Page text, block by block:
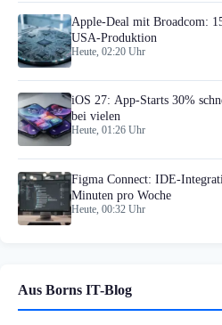
Apple-Deal mit Broadcom:
USA-Produktion
Heute, 02:20 Uhr
iOS 27: App-Starts 30%
bei vielen
Heute, 01:26 Uhr
Figma Connect: IDE-
Minuten pro Woche
Heute, 00:32 Uhr
Aus Borns IT-Blog